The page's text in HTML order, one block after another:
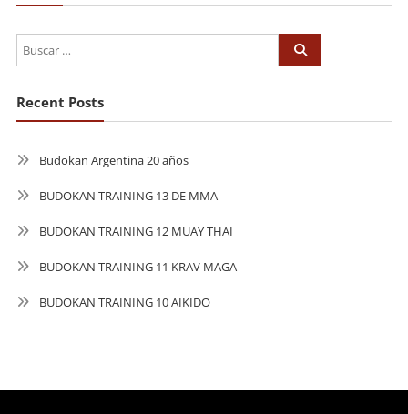
Recent Posts
Budokan Argentina 20 años
BUDOKAN TRAINING 13 DE MMA
BUDOKAN TRAINING 12 MUAY THAI
BUDOKAN TRAINING 11 KRAV MAGA
BUDOKAN TRAINING 10 AIKIDO